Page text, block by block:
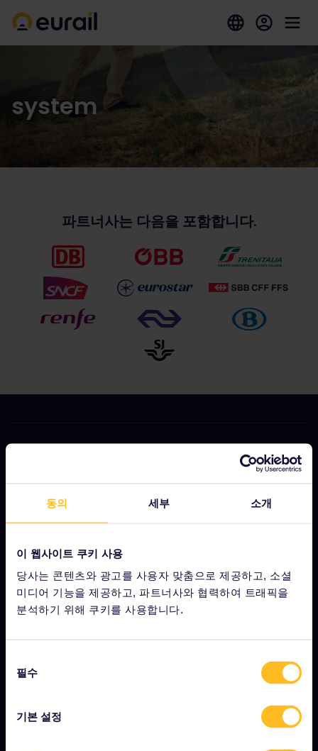
동의 세부 소개
이 웹사이트 쿠키 사용
당사는 콘텐츠와 광고를 사용자 맞춤으로 제공하고, 소셜
미디어 기능을 제공하고, 파트너사와 협력하여 트래픽을
분석하기 위해 쿠키를 사용합니다.
필수
기본 설정
system
파트너사는 다음을 포함합니다.
제휴사 신청
Interrail 영향 보고서
유레일이란?